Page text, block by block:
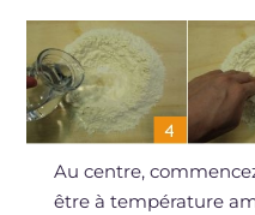
Au centre,
être à température